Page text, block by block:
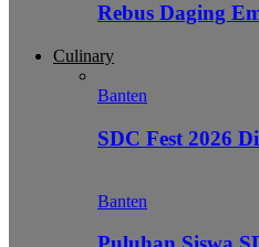
Rebus Daging
Culinary
Banten
SDC Fest 2026
Banten